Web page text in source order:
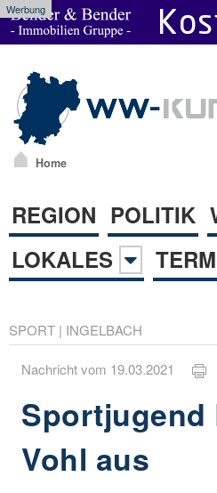
Werbung
Home
REGION POLITIK
LOKALES
SPORT | INGELBACH
Nachricht vom 19.03.2021
Sportjugend
Vohl aus